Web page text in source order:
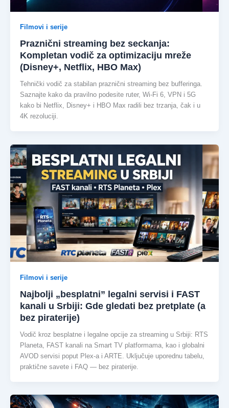
Filmovi i serije
Praznični streaming bez seckanja:
Kompletan vodič za optimizaciju mreže
(Disney+, Netflix, HBO Max)
Tehnički vodič za stabilan praznični streaming bez bufferinga.
Saznajte kako da pravilno podesite ruter, Wi-Fi 6, VPN i 5G
kako bi Netflix, Disney+ i HBO Max radili bez trzanja, čak i u
4K rezoluciji.
Filmovi i serije
Najbolji „besplatni” legalni servisi i FAST
kanali u Srbiji: Gde gledati bez pretplate (a
bez piraterije)
Vodič kroz besplatne i legalne opcije za streaming u Srbiji: RTS
Planeta, FAST kanali na Smart TV platformama, kao i globalni
AVOD servisi poput Plex-a i ARTE. Uključuje uporednu tabelu,
praktične savete i FAQ — bez piraterije.